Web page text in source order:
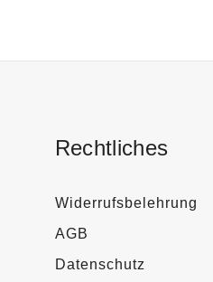
Rechtliches
Widerrufsbelehrung
AGB
Datenschutz